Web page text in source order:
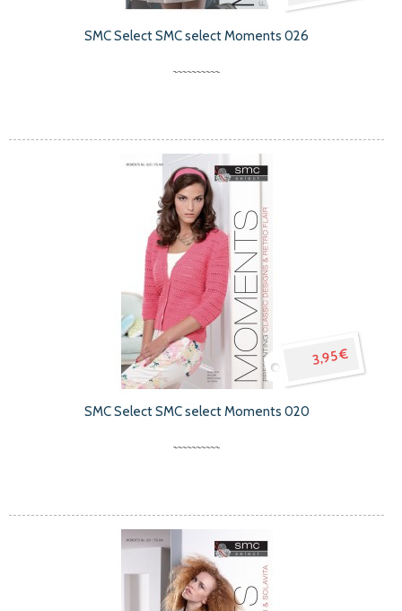
SMC Select SMC select Moments 026
3,95 €
SMC Select SMC select Moments 020